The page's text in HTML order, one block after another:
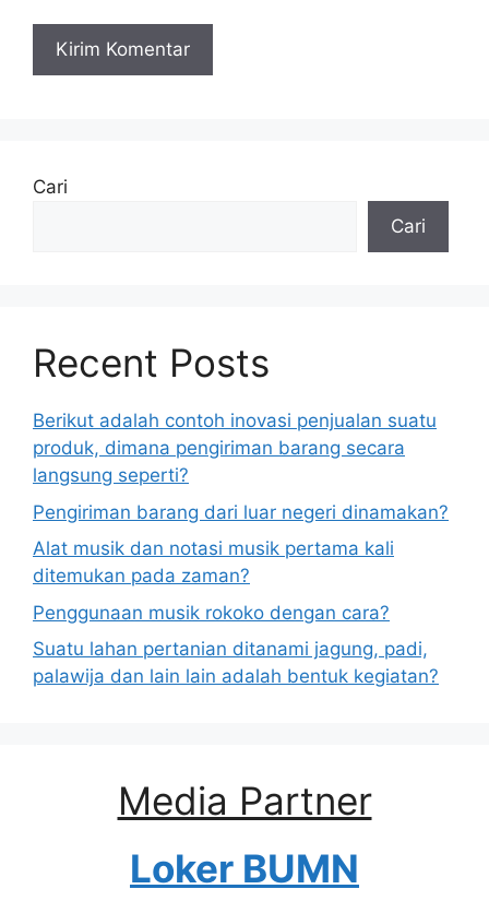
Cari
Cari
Recent Posts
Berikut adalah contoh inovasi penjualan suatu
produk, dimana pengiriman barang secara
langsung seperti?
Pengiriman barang dari luar negeri dinamakan?
Alat musik dan notasi musik pertama kali
ditemukan pada zaman?
Penggunaan musik rokoko dengan cara?
Suatu lahan pertanian ditanami jagung, padi,
palawija dan lain lain adalah bentuk kegiatan?
Media Partner
Loker BUMN